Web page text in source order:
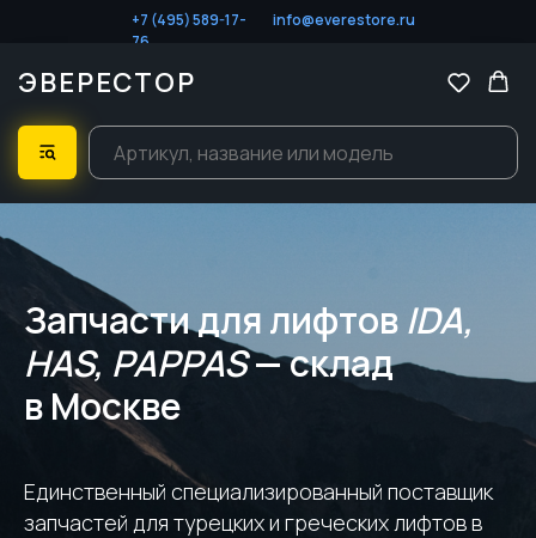
info@everestore.ru
+7 (495) 589-17-
76
ЭВЕРЕСТОР
Запчасти для лифтовIDA,
HAS, PAPPAS— склад
в Москве
Единственный специализированный поставщик
запчастей для турецких и греческих лифтов в